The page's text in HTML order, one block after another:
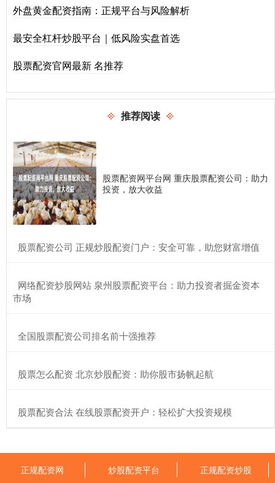
外盘黄金配资指南：正规平台与风险解析
最安全杠杆炒股平台｜低风险实盘首选
股票配资官网最新 名推荐
推荐阅读
股票配资网平台网 重庆股票配资公司：助力
投资，放大收益
​股票配资公司 正规炒股配资门户：安全可靠，助您财富增值
​网络配资炒股网站 泉州股票配资平台：助力投资者掘金资本
市场
​全国股票配资公司排名前十强推荐
​股票怎么配资 北京炒股配资：助你股市扬帆起航
​股票配资合法 在线股票配资开户：轻松扩大投资规模
正规配资网 炒股配资平台 正规配资炒股